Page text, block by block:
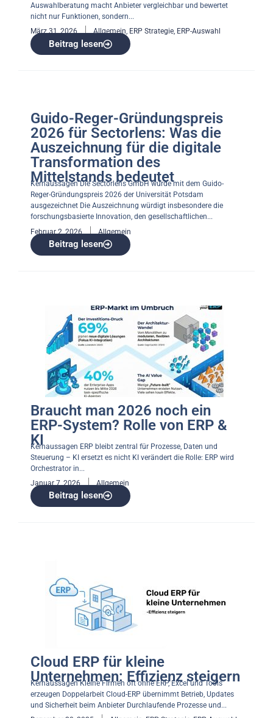
Auswahlberatung macht Anbieter vergleichbar und bewertet
nicht nur Funktionen, sondern...
März 31, 2026
Allgemein, ERP Strategie, ERP-Auswahl
Beitrag lesen
Guido-Reger-Gründungspreis
2026 für Sectorlens: Was die
Auszeichnung für die digitale
Transformation des
Mittelstands bedeutet
Kernaussagen Die Sectorlens GmbH wurde mit dem Guido-
Reger-Gründungspreis 2026 der Universität Potsdam
ausgezeichnet Die Auszeichnung würdigt insbesondere die
forschungsbasierte Innovation, den gesellschaftlichen...
Februar 2, 2026
Allgemein
Beitrag lesen
Braucht man 2026 noch ein
ERP-System? Rolle von ERP &
KI
Kernaussagen ERP bleibt zentral für Prozesse, Daten und
Steuerung – KI ersetzt es nicht KI verändert die Rolle: ERP wird
Orchestrator in...
Januar 7, 2026
Allgemein
Beitrag lesen
Cloud ERP für kleine
Unternehmen: Effizienz steigern
Kernaussagen Kleine Firmen oft ohne ERP, Excel und Tools
erzeugen Doppelarbeit Cloud-ERP übernimmt Betrieb, Updates
und Sicherheit beim Anbieter Durchlaufende Prozesse und...